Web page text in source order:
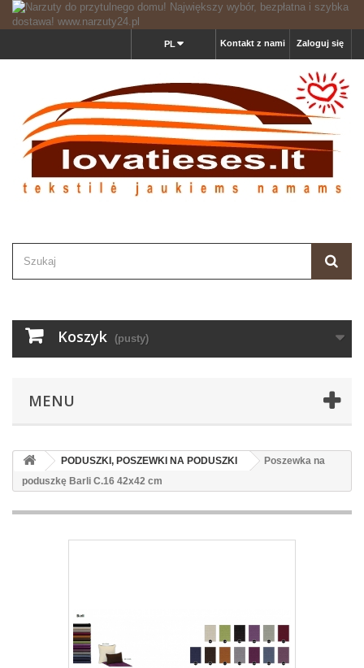
Zaloguj się
Kontakt z nami
PL
Koszyk (pusty)
MENU
PODUSZKI, POSZEWKI NA PODUSZKI
Poszewka na
poduszkę Barli C.16 42x42 cm